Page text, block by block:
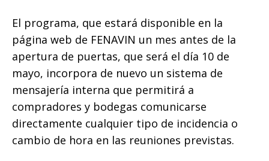
El programa, que estará disponible en la
página web de FENAVIN un mes antes de la
apertura de puertas, que será el día 10 de
mayo, incorpora de nuevo un sistema de
mensajería interna que permitirá a
compradores y bodegas comunicarse
directamente cualquier tipo de incidencia o
cambio de hora en las reuniones previstas.